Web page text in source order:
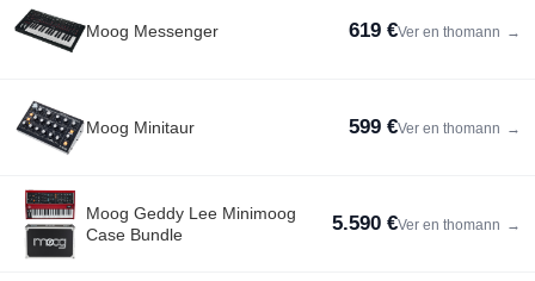
Moog Messenger 619 €Ver en thomann →
Moog Minitaur 599 €Ver en thomann →
Moog Geddy Lee Minimoog
Case Bundle
5.590 €Ver en thomann →